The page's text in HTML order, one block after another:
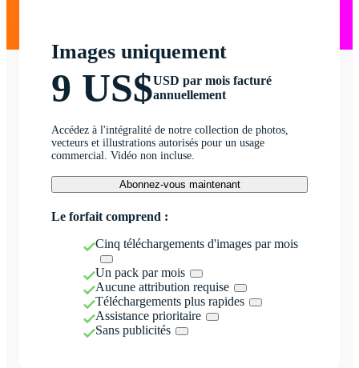
Images uniquement
9 US$USD par mois facturé
annuellement
Accédez à l'intégralité de notre collection de photos,
vecteurs et illustrations autorisés pour un usage
commercial. Vidéo non incluse.
Abonnez-vous maintenant
Le forfait comprend :
Cinq téléchargements d'images par mois
Un pack par mois
Aucune attribution requise
Téléchargements plus rapides
Assistance prioritaire
Sans publicités